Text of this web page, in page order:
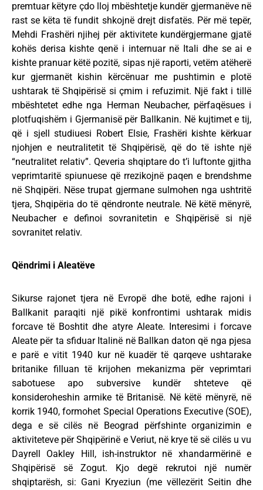
premtuar këtyre çdo lloj mbështetje kundër gjermanëve në
rast se këta të fundit shkojnë drejt disfatës. Për më tepër,
Mehdi Frashëri njihej për aktivitete kundërgjermane gjatë
kohës derisa kishte qenë i internuar në Itali dhe se ai e
kishte pranuar këtë pozitë, sipas një raporti, vetëm atëherë
kur gjermanët kishin kërcënuar me pushtimin e plotë
ushtarak të Shqipërisë si çmim i refuzimit. Një fakt i tillë
mbështetet edhe nga Herman Neubacher, përfaqësues i
plotfuqishëm i Gjermanisë për Ballkanin. Në kujtimet e tij,
që i sjell studiuesi Robert Elsie, Frashëri kishte kërkuar
njohjen e neutralitetit të Shqipërisë, që do të ishte një
“neutralitet relativ”. Qeveria shqiptare do t’i luftonte gjitha
veprimtaritë spiunuese që rrezikojnë paqen e brendshme
në Shqipëri. Nëse trupat gjermane sulmohen nga ushtritë
tjera, Shqipëria do të qëndronte neutrale. Në këtë mënyrë,
Neubacher e definoi sovranitetin e Shqipërisë si një
sovranitet relativ.
Qëndrimi i Aleatëve
Sikurse rajonet tjera në Evropë dhe botë, edhe rajoni i
Ballkanit paraqiti një pikë konfrontimi ushtarak midis
forcave të Boshtit dhe atyre Aleate. Interesimi i forcave
Aleate për ta sfiduar Italinë në Ballkan daton që nga pjesa
e parë e vitit 1940 kur në kuadër të qarqeve ushtarake
britanike filluan të krijohen mekanizma për veprimtari
sabotuese apo subversive kundër shteteve që
konsideroheshin armike të Britanisë. Në këtë mënyrë, në
korrik 1940, formohet Special Operations Executive (SOE),
dega e së cilës në Beograd përfshinte organizimin e
aktiviteteve për Shqipërinë e Veriut, në krye të së cilës u vu
Dayrell Oakley Hill, ish-instruktor në xhandarmërinë e
Shqipërisë së Zogut. Kjo degë rekrutoi një numër
shqiptarësh, si: Gani Kryeziun (me vëllezërit Seitin dhe